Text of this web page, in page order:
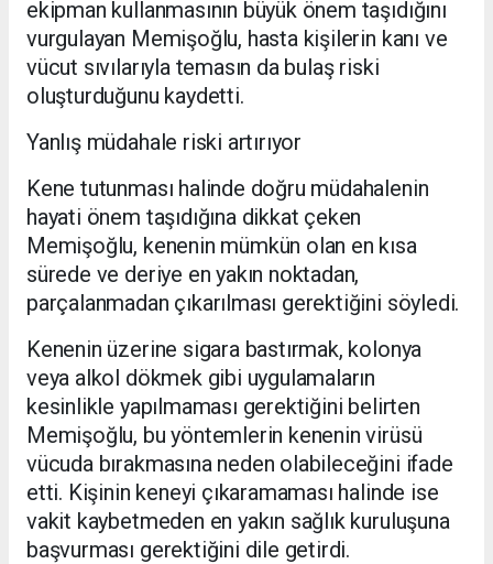
ekipman kullanmasının büyük önem taşıdığını
vurgulayan Memişoğlu, hasta kişilerin kanı ve
vücut sıvılarıyla temasın da bulaş riski
oluşturduğunu kaydetti.
Yanlış müdahale riski artırıyor
Kene tutunması halinde doğru müdahalenin
hayati önem taşıdığına dikkat çeken
Memişoğlu, kenenin mümkün olan en kısa
sürede ve deriye en yakın noktadan,
parçalanmadan çıkarılması gerektiğini söyledi.
Kenenin üzerine sigara bastırmak, kolonya
veya alkol dökmek gibi uygulamaların
kesinlikle yapılmaması gerektiğini belirten
Memişoğlu, bu yöntemlerin kenenin virüsü
vücuda bırakmasına neden olabileceğini ifade
etti. Kişinin keneyi çıkaramaması halinde ise
vakit kaybetmeden en yakın sağlık kuruluşuna
başvurması gerektiğini dile getirdi.